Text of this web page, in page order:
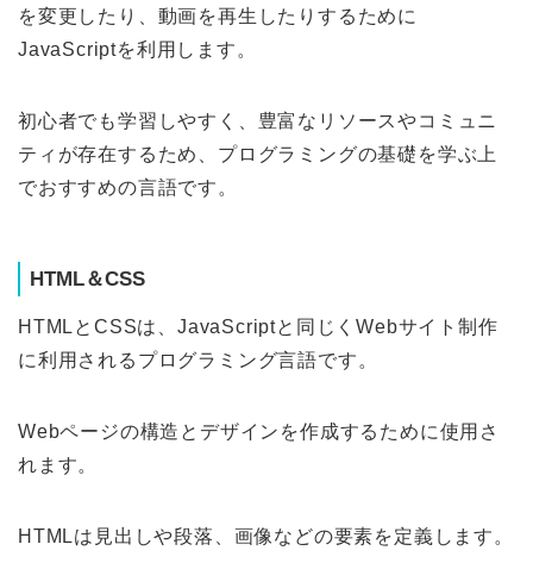
を変更したり、動画を再生したりするために
JavaScriptを利用します。
初心者でも学習しやすく、豊富なリソースやコミュニ
ティが存在するため、プログラミングの基礎を学ぶ上
でおすすめの言語です。
HTML＆CSS
HTMLとCSSは、JavaScriptと同じくWebサイト制作
に利用されるプログラミング言語です。
Webページの構造とデザインを作成するために使用さ
れます。
HTMLは見出しや段落、画像などの要素を定義します。